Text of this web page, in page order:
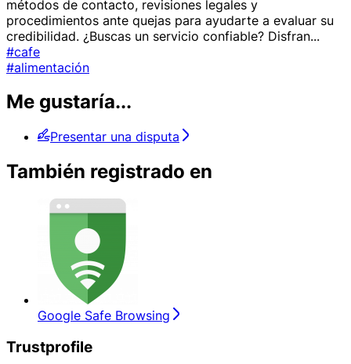
métodos de contacto, revisiones legales y
procedimientos ante quejas para ayudarte a evaluar su
credibilidad. ¿Buscas un servicio confiable? Disfran...
#cafe
#alimentación
Me gustaría...
Presentar una disputa
También registrado en
Google Safe Browsing
Trustprofile